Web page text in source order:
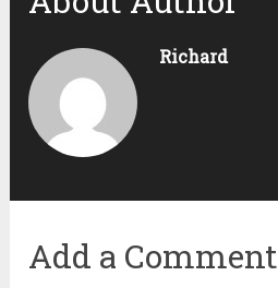
Richard
Add a Comment